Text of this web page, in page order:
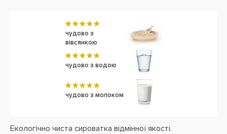
чудово з
вівсянкою
чудово з водою
чудово з молоком
Екологічно чиста сироватка відмінної якості.